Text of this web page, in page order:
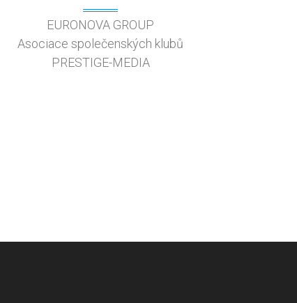
EURONOVA GROUP
Asociace společenských klubů
PRESTIGE-MEDIA